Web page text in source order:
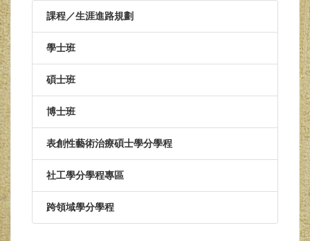
課程／生涯進路規劃
學士班
碩士班
博士班
表創性藝術治療碩士學分學程
社工學分學程專區
跨領域學分學程